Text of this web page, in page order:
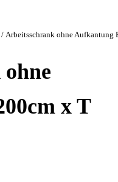
Arbeitsschrank ohne Aufkantung
x T